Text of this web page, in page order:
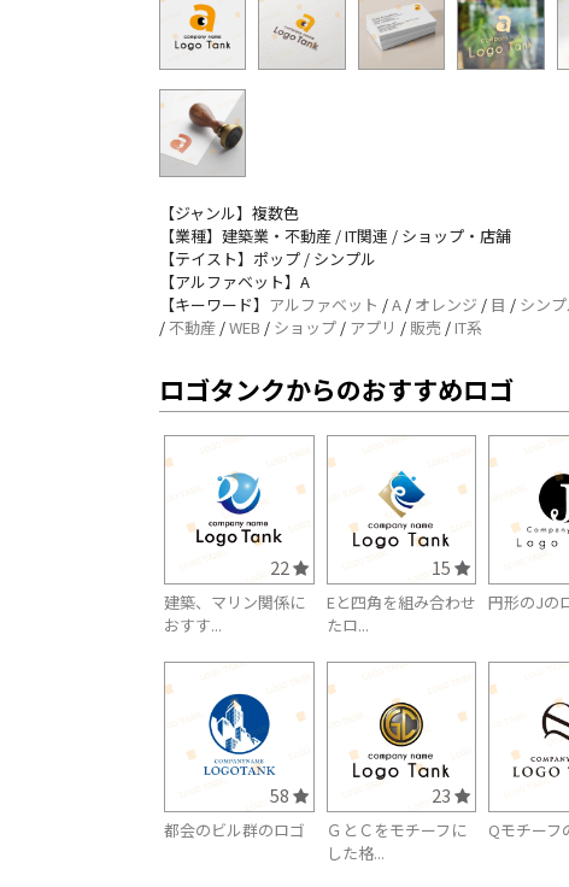
【ジャンル】複数色
【業種】建築業・不動産 / IT関連 / ショップ・店舗
【テイスト】ポップ / シンプル
【アルファベット】A
【キーワード】 アルファベット /A / オレンジ / 目 / シン
/ 不動産 /WEB / ショップ / アプリ / 販売 /IT系
ロゴタンクからのおすすめロゴ
22
建築、マリン関係に
おすす...
15
Eと四角を組み合わせ
たロ...
円形のJの
58
都会のビル群のロゴ
23
ＧとＣをモチーフに
した格...
Qモチーフ